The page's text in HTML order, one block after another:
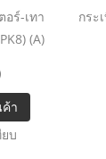
อร์-เทา
(A)
า
บ
กระ